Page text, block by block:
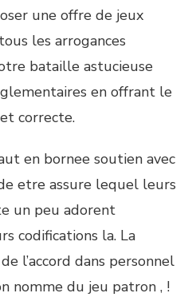
une offre de jeux
les arrogances
bataille astucieuse
en offrant le
correcte.
en bornee soutien avec
etre assure lequel leurs
un peu adorent
codifications la. La
l’accord dans personnel
nomme du jeu patron , !